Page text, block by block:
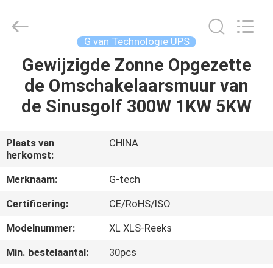
THUIS
PRODUCTEN
OVER
ONS
FABRIEKSTOCHT
POWER
GROUP.
Reserved.
G van Technologie UPS
Gewijzigde Zonne Opgezette
de Omschakelaarsmuur van
de Sinusgolf 300W 1KW 5KW
Plaats van
herkomst:
CHINA
Merknaam:
G-tech
Certificering:
CE/RoHS/ISO
Modelnummer:
XL XLS-Reeks
Min. bestelaantal:
30pcs